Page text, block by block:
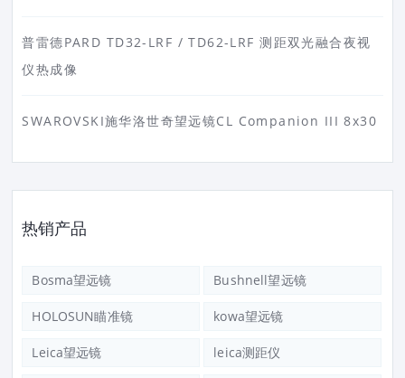
普雷德PARD TD32-LRF / TD62-LRF 测距双光融合夜视
仪热成像
SWAROVSKI施华洛世奇望远镜CL Companion III 8x30
热销产品
Bosma望远镜 Bushnell望远镜
HOLOSUN瞄准镜 kowa望远镜
Leica望远镜 leica测距仪